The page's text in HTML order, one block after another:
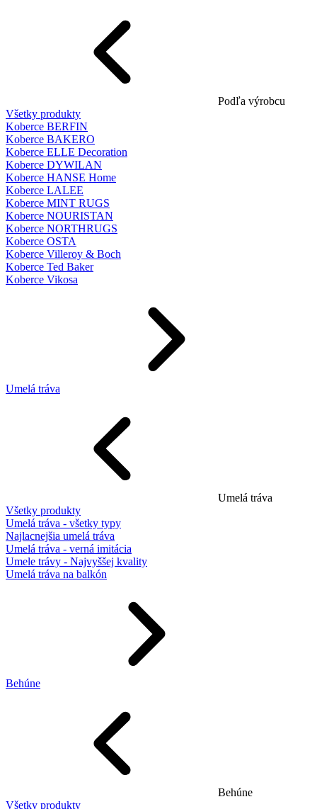
Podľa výrobcu
Všetky produkty
Koberce BERFIN
Koberce BAKERO
Koberce ELLE Decoration
Koberce DYWILAN
Koberce HANSE Home
Koberce LALEE
Koberce MINT RUGS
Koberce NOURISTAN
Koberce NORTHRUGS
Koberce OSTA
Koberce Villeroy & Boch
Koberce Ted Baker
Koberce Vikosa
Umelá tráva
Umelá tráva
Všetky produkty
Umelá tráva - všetky typy
Najlacnejšia umelá tráva
Umelá tráva - verná imitácia
Umele trávy - Najvyššej kvality
Umelá tráva na balkón
Behúne
Behúne
Všetky produkty